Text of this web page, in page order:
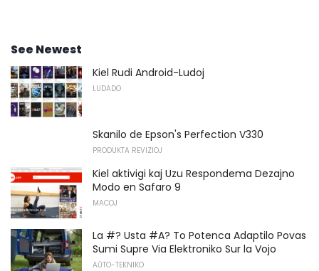
See Newest
Kiel Rudi Android-Ludoj
LUDADO
Skanilo de Epson's Perfection V330
PRODUKTA REVIZIOJ
Kiel aktivigi kaj Uzu Respondema Dezajno
Modo en Safaro 9
MACOJ
La #? Usta #A? To Potenca Adaptilo Povas
Sumi Supre Via Elektroniko Sur la Vojo
AŬTO-TEKNIKO